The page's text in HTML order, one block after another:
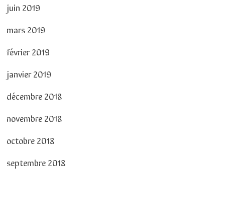
juin 2019
mars 2019
février 2019
janvier 2019
décembre 2018
novembre 2018
octobre 2018
septembre 2018